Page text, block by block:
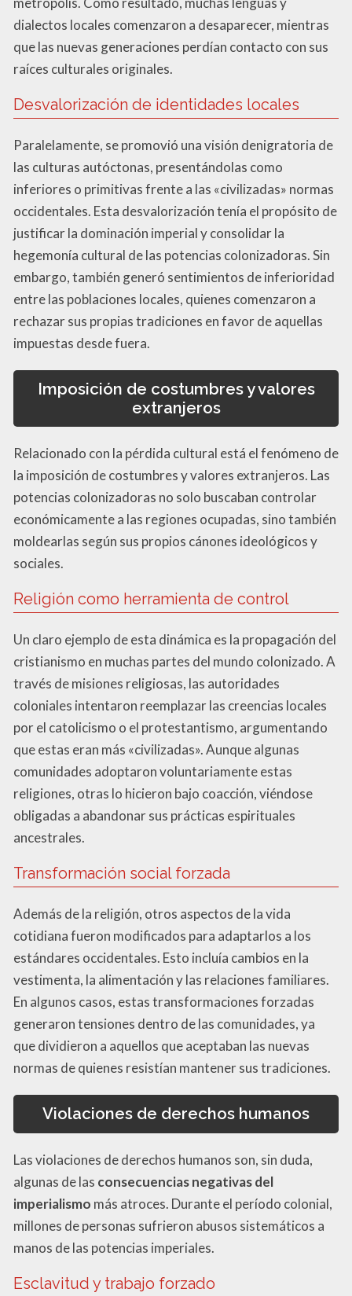
dialectos locales comenzaron a desaparecer, mientras
que las nuevas generaciones perdían contacto con sus
raíces culturales originales.
Desvalorización de identidades locales
Paralelamente, se promovió una visión denigratoria de
las culturas autóctonas, presentándolas como
inferiores o primitivas frente a las «civilizadas» normas
occidentales. Esta desvalorización tenía el propósito de
justificar la dominación imperial y consolidar la
hegemonía cultural de las potencias colonizadoras. Sin
embargo, también generó sentimientos de inferioridad
entre las poblaciones locales, quienes comenzaron a
rechazar sus propias tradiciones en favor de aquellas
impuestas desde fuera.
Imposición de costumbres y valores
extranjeros
Relacionado con la pérdida cultural está el fenómeno de
la imposición de costumbres y valores extranjeros. Las
potencias colonizadoras no solo buscaban controlar
económicamente a las regiones ocupadas, sino también
moldearlas según sus propios cánones ideológicos y
sociales.
Religión como herramienta de control
Un claro ejemplo de esta dinámica es la propagación del
cristianismo en muchas partes del mundo colonizado. A
través de misiones religiosas, las autoridades
coloniales intentaron reemplazar las creencias locales
por el catolicismo o el protestantismo, argumentando
que estas eran más «civilizadas». Aunque algunas
comunidades adoptaron voluntariamente estas
religiones, otras lo hicieron bajo coacción, viéndose
obligadas a abandonar sus prácticas espirituales
ancestrales.
Transformación social forzada
Además de la religión, otros aspectos de la vida
cotidiana fueron modificados para adaptarlos a los
estándares occidentales. Esto incluía cambios en la
vestimenta, la alimentación y las relaciones familiares.
En algunos casos, estas transformaciones forzadas
generaron tensiones dentro de las comunidades, ya
que dividieron a aquellos que aceptaban las nuevas
normas de quienes resistían mantener sus tradiciones.
Violaciones de derechos humanos
Las violaciones de derechos humanos son, sin duda,
algunas de las consecuencias negativas del
imperialismo más atroces. Durante el período colonial,
millones de personas sufrieron abusos sistemáticos a
manos de las potencias imperiales.
Esclavitud y trabajo forzado